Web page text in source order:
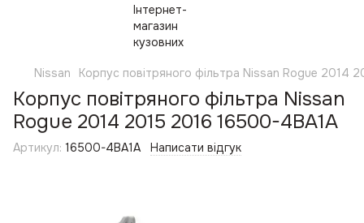
Nissan Корпус повітряного фільтра Nissan Rogue 2014
Корпус повітряного фільтра Nissan
Rogue 2014 2015 2016 16500-4BA1A
Артикул: 16500-4BA1A Написати відгук